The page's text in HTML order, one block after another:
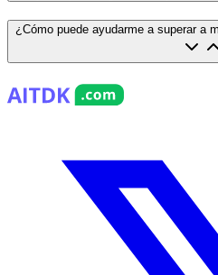
¿Cómo puede ayudarme a superar a